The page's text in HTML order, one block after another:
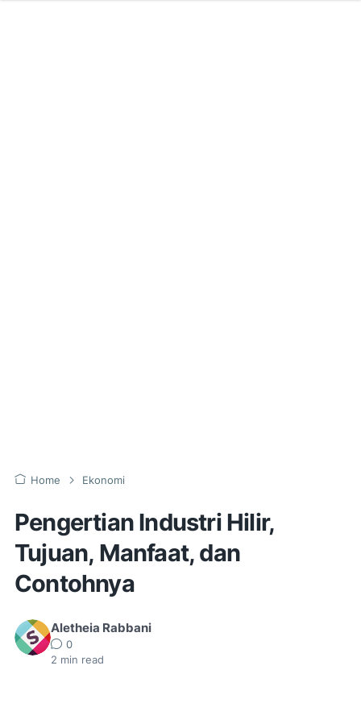
Home Ekonomi
Pengertian Industri Hilir,
Tujuan, Manfaat, dan
Contohnya
Aletheia Rabbani
0
2 min read